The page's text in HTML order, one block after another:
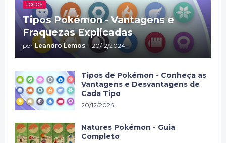
JOGOS
Tipos Pokémon - Vantagens e
Fraquezas Explicadas
por Leandro Lemos - 20/12/2024
Tipos de Pokémon - Conheça as
Vantagens e Desvantagens de
Cada Tipo
20/12/2024
Natures Pokémon - Guia
Completo